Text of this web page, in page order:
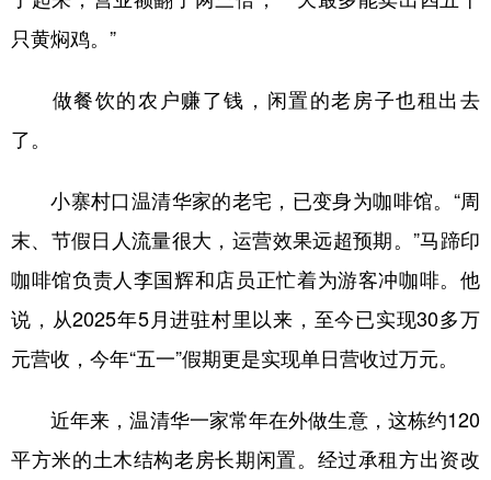
只黄焖鸡。”
做餐饮的农户赚了钱，闲置的老房子也租出去
了。
小寨村口温清华家的老宅，已变身为咖啡馆。“周
末、节假日人流量很大，运营效果远超预期。”马蹄印
咖啡馆负责人李国辉和店员正忙着为游客冲咖啡。他
说，从2025年5月进驻村里以来，至今已实现30多万
元营收，今年“五一”假期更是实现单日营收过万元。
近年来，温清华一家常年在外做生意，这栋约120
平方米的土木结构老房长期闲置。经过承租方出资改